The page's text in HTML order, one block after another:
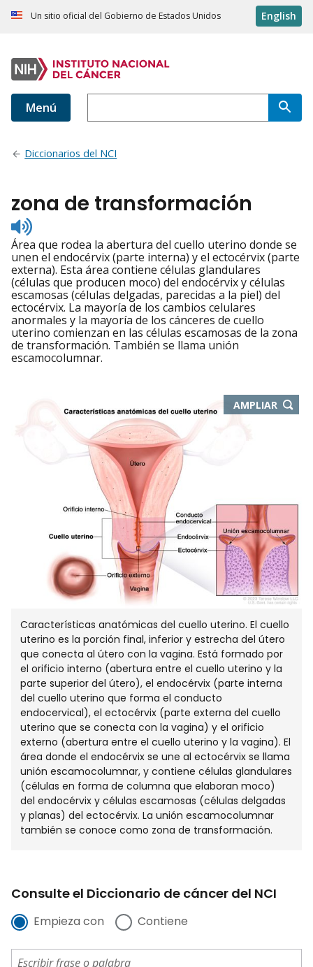
Un sitio oficial del Gobierno de Estados Unidos English
Menú
Diccionarios del NCI
zona de transformación
Listen
to
pronunciation
Área que rodea la abertura del cuello uterino donde se
unen el endocérvix (parte interna) y el ectocérvix (parte
externa). Esta área contiene células glandulares
(células que producen moco) del endocérvix y células
escamosas (células delgadas, parecidas a la piel) del
ectocérvix. La mayoría de los cambios celulares
anormales y la mayoría de los cánceres de cuello
uterino comienzan en las células escamosas de la zona
de transformación. También se llama unión
escamocolumnar.
AMPLIAR-
ABRE
Características anatómicas del cuello uterino. El cuello
uterino es la porción final, inferior y estrecha del útero
que conecta al útero con la vagina. Está formado por
el orificio interno (abertura entre el cuello uterino y la
parte superior del útero), el endocérvix (parte interna
del cuello uterino que forma el conducto
endocervical), el ectocérvix (parte externa del cuello
uterino que se conecta con la vagina) y el orificio
externo (abertura entre el cuello uterino y la vagina). El
área donde el endocérvix se une al ectocérvix se llama
unión escamocolumnar, y contiene células glandulares
(células en forma de columna que elaboran moco)
del endocérvix y células escamosas (células delgadas
y planas) del ectocérvix. La unión escamocolumnar
también se conoce como zona de transformación.
Consulte el Diccionario de cáncer del NCI
Empieza con Contiene